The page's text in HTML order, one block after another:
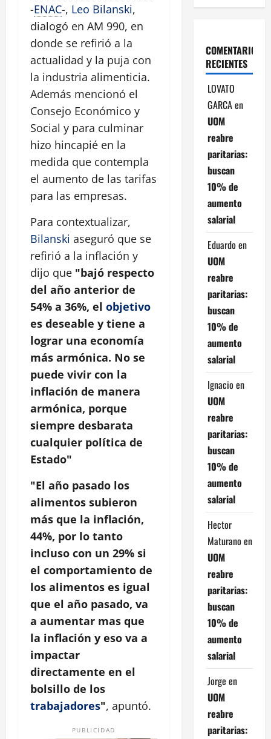
-ENAC-, Leo Bilanski,
dialogó en AM 990, en
donde se refirió a la
actualidad y la puja con
la industria alimenticia.
Además mencionó el
Consejo Económico y
Social y para culminar
hizo hincapié en la
medida que contempla
el aumento de las tarifas
para las empresas.
Para contextualizar,
Bilanski aseguró que se
refirió a la inflación y
dijo que "bajó respecto
del año anterior de
54% a 36%, el objetivo
es deseable y tiene a
lograr una economía
más armónica. No se
puede vivir con la
inflación de manera
armónica, porque
siempre desbarata
cualquier política de
Estado"
"El año pasado los
alimentos subieron
más que la inflación,
44%, por lo tanto
incluso con un 29% si
el comportamiento de
los alimentos es igual
que el año pasado, va
a aumentar mas que
la inflación y eso va a
impactar
directamente en el
bolsillo de los
trabajadores", apuntó.
PUBLICIDAD
COMENTARIOS
RECIENTES
LOVATO
GARCAen
UOM
reabre
paritarias:
buscan
10% de
aumento
salarial
Eduardo en
UOM
reabre
paritarias:
buscan
10% de
aumento
salarial
Ignacio en
UOM
reabre
paritarias:
buscan
10% de
aumento
salarial
Hector
Maturano en
UOM
reabre
paritarias:
buscan
10% de
aumento
salarial
Jorge en
UOM
reabre
paritarias: